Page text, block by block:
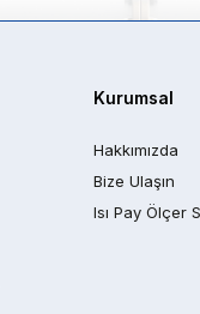
Kurumsal
Hakkımızda
Bize Ulaşın
Isı Pay Ölçer